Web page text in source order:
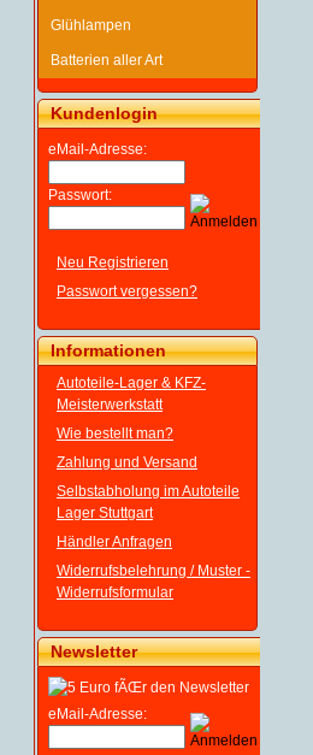
Glühlampen
Batterien aller Art
Kundenlogin
eMail-Adresse:
Passwort:
Neu Registrieren
Passwort vergessen?
Informationen
Autoteile-Lager & KFZ-
Meisterwerkstatt
Wie bestellt man?
Zahlung und Versand
Selbstabholung im Autoteile
Lager Stuttgart
Händler Anfragen
Widerrufsbelehrung / Muster -
Widerrufsformular
Newsletter
eMail-Adresse: